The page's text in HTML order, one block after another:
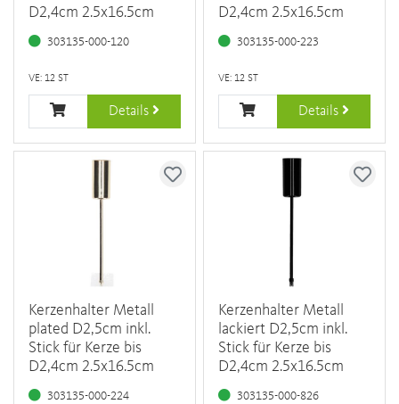
D2,4cm 2.5x16.5cm
303135-000-120
VE: 12 ST
Details
D2,4cm 2.5x16.5cm
303135-000-223
VE: 12 ST
Details
Kerzenhalter Metall
plated D2,5cm inkl.
Stick für Kerze bis
D2,4cm 2.5x16.5cm
303135-000-224
Kerzenhalter Metall
lackiert D2,5cm inkl.
Stick für Kerze bis
D2,4cm 2.5x16.5cm
303135-000-826